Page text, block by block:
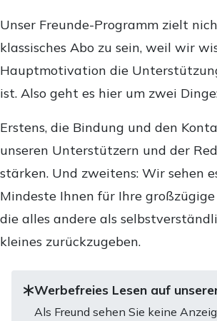
Unser Freunde-Programm zielt
klassisches Abo zu sein, weil wir
Hauptmotivation die
ist. Also geht es hier um zwei
Erstens, die Bindung und den
unseren Unterstützern und der
stärken. Und zweitens: Wir sehen
Mindeste Ihnen für Ihre
die alles andere als
kleines zurückzugeben.
Werbefreies Lesen auf
Als Freund sehen Sie keine